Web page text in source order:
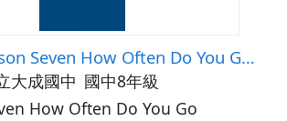
Seven How Often Do You Go Jogging?
大成國中 國中8年級
Go